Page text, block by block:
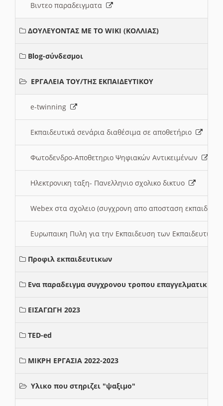
Βιντεο παραδειγματα
ΔΟΥΛΕΥΟΝΤΑΣ ΜΕ ΤΟ WIKI (ΚΟΛΛΙΑΣ)
Blog-σύνδεσμοι
ΕΡΓΑΛΕΙΑ ΤΟΥ/ΤΗΣ ΕΚΠΑΙΔΕΥΤΙΚΟΥ
e-twinning
Εκπαιδευτικά σενάρια διαθέσιμα σε αποθετήριο
Φωτοδενδρο-Αποθετηριο Ψηφιακών Αντικειμένων
Ηλεκτρονικη ταξη- Πανελληνιο σχολικο δικτυο
Webex στα σχολειο (συγχρονη απο αποσταση
Ευρωπαικη Πυλη για την Εκπαιδευση των
Προφιλ εκπαιδευτικων
Ενα παραδειγμα συγχρονου τροπου επαγγελματικης
ΕΙΣΑΓΩΓΗ 2023
TED-ed
ΜΙΚΡΗ ΕΡΓΑΣΙΑ 2022-2023
Υλικο που στηριζει "ψαξιμο"